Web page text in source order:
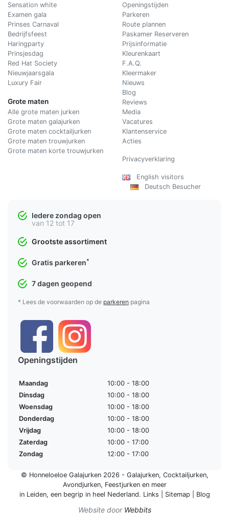
Sensation white
Examen gala
Prinses Carnaval
Bedrijfsfeest
Haringparty
Prinsjesdag
Red Hat Society
Nieuwjaarsgala
Luxury Fair
Grote maten
Alle grote maten jurken
Grote maten galajurken
Grote maten cocktailjurken
Grote maten trouwjurken
Grote maten korte trouwjurken
Openingstijden
Parkeren
Route plannen
Paskamer Reserveren
Prijsinformatie
Kleurenkaart
F.A.Q.
Kleermaker
Nieuws
Blog
Reviews
Media
Vacatures
Klantenservice
Acties
Privacyverklaring
English visitors
Deutsch Besucher
Iedere zondag open
van 12 tot 17
Grootste assortiment
Gratis parkeren*
7 dagen geopend
* Lees de voorwaarden op de parkeren pagina
Openingstijden
Maandag
10:00 - 18:00
Dinsdag
10:00 - 18:00
Woensdag
10:00 - 18:00
Donderdag
10:00 - 18:00
Vrijdag
10:00 - 18:00
Zaterdag
10:00 - 17:00
Zondag
12:00 - 17:00
© Honneloeloe Galajurken 2026 - Galajurken, Cocktailjurken,
Avondjurken, Feestjurkenen meer
in Leiden, een begrip in heel Nederland. Links Sitemap Blog
Website door Webbits